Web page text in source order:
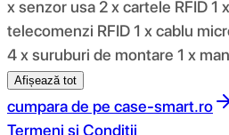
x senzor usa 2 x cartele RFID 1
telecomenzi RFID 1 x cablu
4 x suruburi de montare 1 x
Afișează tot
cumpara de pe case-smart.ro
Termeni si Conditii